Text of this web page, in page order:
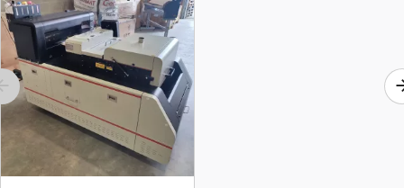
1000015502 PAD,CUTTER
SG-300
Voir le détail